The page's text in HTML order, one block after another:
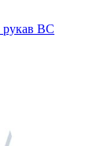
рукав ВС